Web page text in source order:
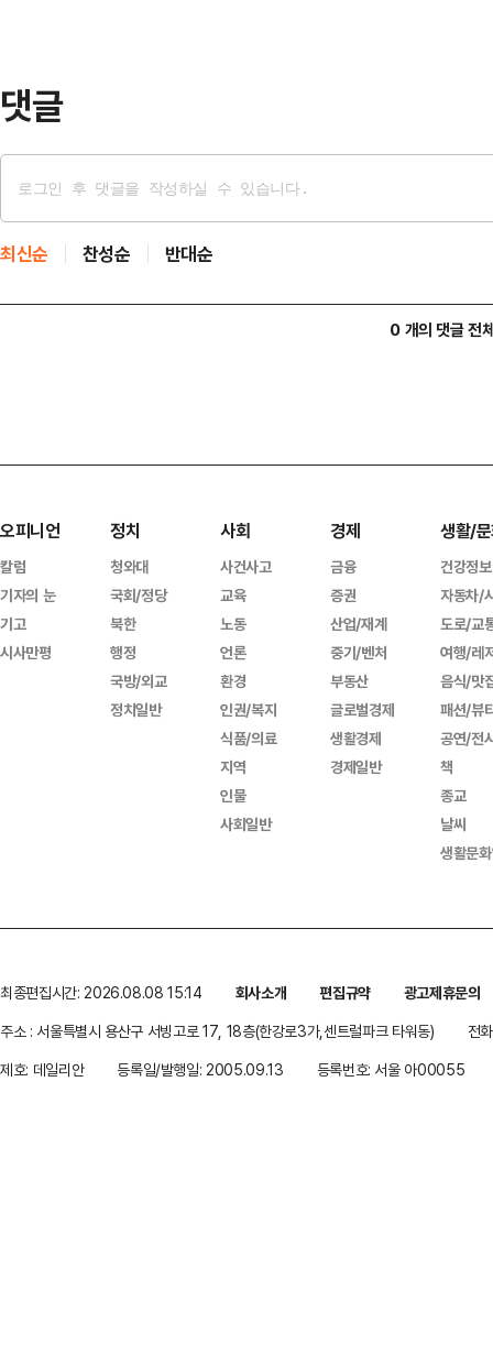
댓글
최신순 찬성순 반대순
0 개의 댓글 전
오피니언
칼럼
기자의 눈
기고
시사만평
정치
청와대
국회/정당
북한
행정
국방/외교
정치일반
사회
사건사고
교육
노동
언론
환경
인권/복지
식품/의료
지역
인물
사회일반
경제
금융
증권
산업/재계
중기/벤처
부동산
글로벌경제
생활경제
경제일반
생활/
건강정보
자동차/
도로/교
여행/레
음식/맛
패션/뷰
공연/전
책
종교
날씨
생활문
최종편집시간: 2026.08.08 15:14 회사소개 편집규약
광고제휴문의
주소 : 서울특별시 용산구 서빙고로 17, 18층(한강로3가,센트럴파크 타워동)
전
제호: 데일리안
등록일/발행일: 2005.09.13 등록번호: 서울 아00055